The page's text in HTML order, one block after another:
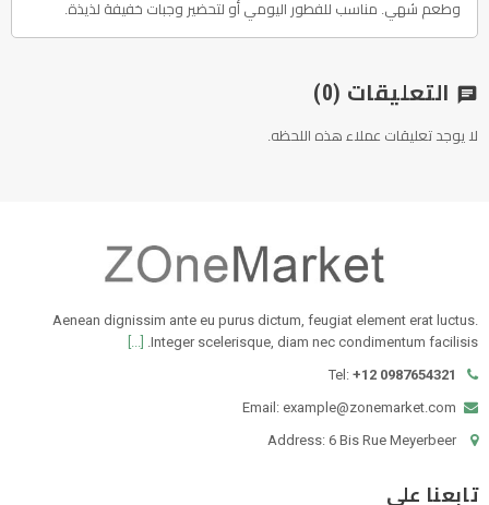
وطعم شهي. مناسب للفطور اليومي أو لتحضير وجبات خفيفة لذيذة.
chat التعليقات (0)
لا يوجد تعليقات عملاء هذه اللحظه.
Aenean dignissim ante eu purus dictum, feugiat element erat luctus.
Integer scelerisque, diam nec condimentum facilisis.
[...]
Tel: +12 0987654321
Email: example@zonemarket.com
Address: 6 Bis Rue Meyerbeer
تابعنا على